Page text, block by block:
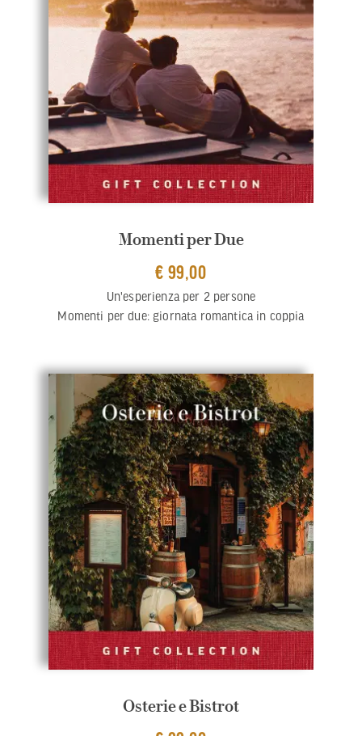
Momenti per Due
€ 99,00
Un'esperienza per 2 persone
Momenti per due: giornata romantica in coppia
Osterie e Bistrot